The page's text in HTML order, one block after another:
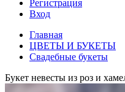
Регистрация
Вход
Главная
ЦВЕТЫ И БУКЕТЫ
Свадебные букеты
Букет невесты из роз и